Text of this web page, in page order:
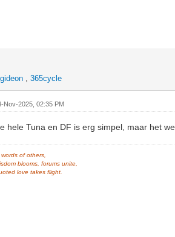
gideon ,365cycle
Nov-2025, 02:35 PM
hele Tuna en DF is erg simpel, maar het
of others,
blooms, forums unite,
love takes flight.